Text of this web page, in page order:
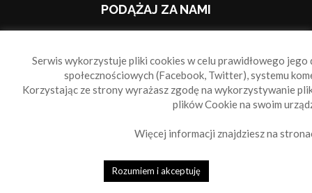
PODĄŻAJ ZA NAMI
Polityka prywatności
© 2010-2019 Sailbook.pl
Serwis wykorzystuje pliki cookies w celu prawidłowego
społecznościowych (Facebook, Twitter), systemu
Korzystając ze strony wyrażasz zgodę na wykorzystywanie
plików Cookie na swoim
Więcej informacji znajdziesz na
Rozumiem i akceptuję